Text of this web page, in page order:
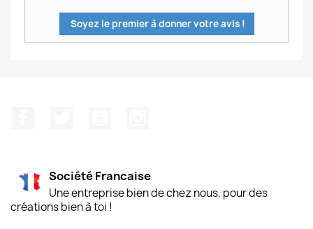
Soyez le premier à donner votre avis !
Société Francaise
Une entreprise bien de chez nous, pour des
créations bien à toi !